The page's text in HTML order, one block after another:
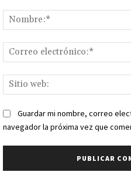
Guardar mi nombre, correo
navegador la próxima vez que